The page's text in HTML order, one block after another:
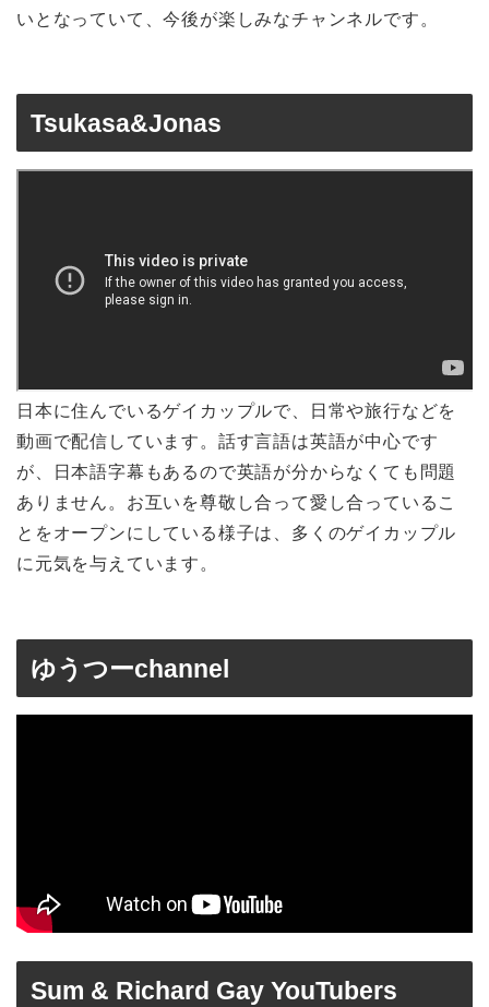
いとなっていて、今後が楽しみなチャンネルです。
Tsukasa&Jonas
日本に住んでいるゲイカップルで、日常や旅行などを
動画で配信しています。話す言語は英語が中心です
が、日本語字幕もあるので英語が分からなくても問題
ありません。お互いを尊敬し合って愛し合っているこ
とをオープンにしている様子は、多くのゲイカップル
に元気を与えています。
ゆうつーchannel
Sum & Richard Gay YouTubers